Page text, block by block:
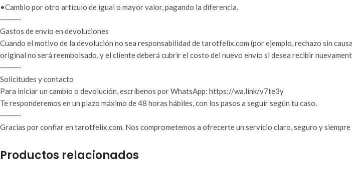
•Cambio por otro artículo de igual o mayor valor, pagando la diferencia.
⸻
Gastos de envío en devoluciones
Cuando el motivo de la devolución no sea responsabilidad de tarotfelix.com (por ejemplo, rechazo sin
original no será reembolsado, y el cliente deberá cubrir el costo del nuevo envío si desea recibir
⸻
Solicitudes y contacto
Para iniciar un cambio o devolución, escríbenos por WhatsApp: https://wa.link/v7te3y
Te responderemos en un plazo máximo de 48 horas hábiles, con los pasos a seguir según tu caso.
⸻
Gracias por confiar en tarotfelix.com. Nos comprometemos a ofrecerte un servicio claro, seguro y
Productos relacionados